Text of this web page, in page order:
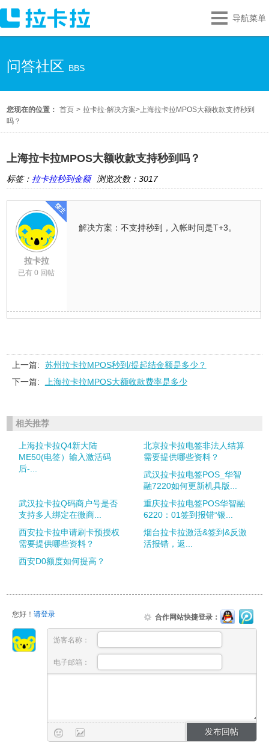
导航菜单
问答社区 BBS
您现在的位置： 首页 > 拉卡拉-解决方案>上海拉卡拉MPOS大额收款支持秒到
吗？
上海拉卡拉MPOS大额收款支持秒到吗？
标签： 拉卡拉秒到金额 浏览次数：3017
拉卡拉
已有 0 回帖
解决方案：不支持秒到，入帐时间是T+3。
上一篇:
苏州拉卡拉MPOS秒到/提起结金额是多少？
下一篇:
上海拉卡拉MPOS大额收款费率是多少
相关推荐
上海拉卡拉Q4新大陆
ME50(电签）输入激活码
后-...
北京拉卡拉电签非法人结算
需要提供哪些资料？
武汉拉卡拉电签POS_华智
融7220如何更新机具版...
武汉拉卡拉Q码商户号是否
支持多人绑定在微商...
重庆拉卡拉电签POS华智融
6220：01签到报错“银...
西安拉卡拉申请刷卡预授权
需要提供哪些资料？
烟台拉卡拉激活&签到&反激
活报错，返...
西安D0额度如何提高？
您好！ 请登录 合作网站快捷登录：
游客名称：
电子邮箱：